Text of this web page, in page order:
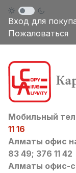
Вход для
Пожаловаться
Мобильный
11 16
Алматы офис
83 49; 376 11 42
Алматы офис-